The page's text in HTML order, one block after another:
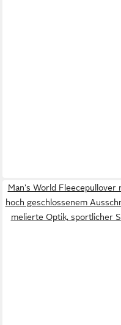
Man's World Fleecepullover
hoch geschlossenem
melierte Optik, sportlicher